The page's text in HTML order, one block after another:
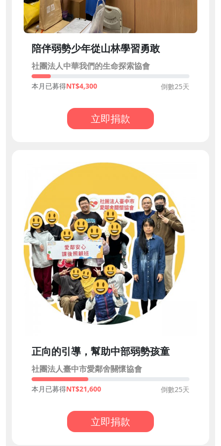
陪伴弱勢少年從山林學習勇敢
社團法人中華我們的生命探索協會
本月已募得 4,300 倒數25天
立即捐款
正向的引導，幫助中部弱勢孩童
社團法人臺中市愛鄰舍關懷協會
本月已募得 21,600 倒數25天
立即捐款